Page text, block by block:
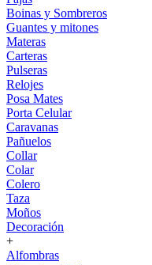
Boinas y Sombreros
Guantes y mitones
Materas
Carteras
Pulseras
Relojes
Posa Mates
Porta Celular
Caravanas
Pañuelos
Collar
Colar
Colero
Taza
Moños
Decoración
+
Alfombras